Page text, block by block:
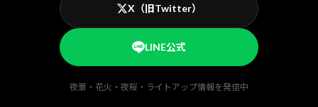
X（旧Twitter）
LINE公式
夜景・花火・夜桜・ライトアップ情報を発信中